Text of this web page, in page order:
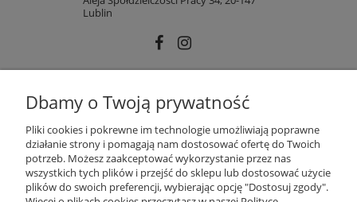
Lublin
INFORMACJE
MOJE KONTO
Dbamy o Twoją prywatność
Pliki cookies i pokrewne im technologie umożliwiają poprawne
działanie strony i pomagają nam dostosować ofertę do Twoich
potrzeb. Możesz zaakceptować wykorzystanie przez nas
wszystkich tych plików i przejść do sklepu lub dostosować użycie
plików do swoich preferencji, wybierając opcję "Dostosuj zgody".